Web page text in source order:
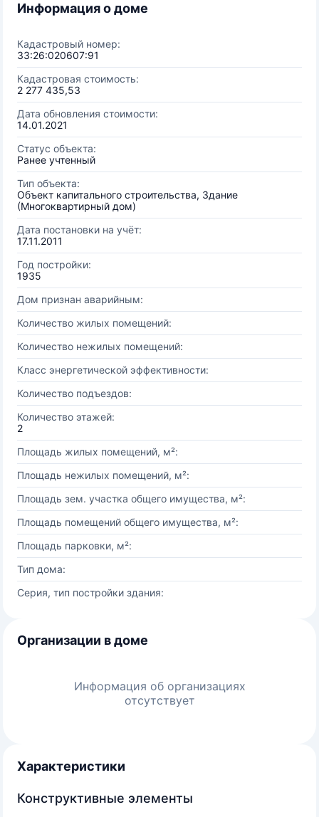
Информация о доме
Кадастровый номер:
33:26:020607:91
Кадастровая стоимость:
2 277 435,53
Дата обновления стоимости:
14.01.2021
Статус объекта:
Ранее учтенный
Тип объекта:
Объект капитального строительства, Здание
(Многоквартирный дом)
Дата постановки на учёт:
17.11.2011
Год постройки:
1935
Дом признан аварийным:
Количество жилых помещений:
Количество нежилых помещений:
Класс энергетической эффективности:
Количество подъездов:
Количество этажей:
2
Площадь жилых помещений, м²:
Площадь нежилых помещений, м²:
Площадь зем. участка общего имущества, м²:
Площадь помещений общего имущества, м²:
Площадь парковки, м²:
Тип дома:
Серия, тип постройки здания:
Организации в доме
Информация об организациях
отсутствует
Характеристики
Конструктивные элементы